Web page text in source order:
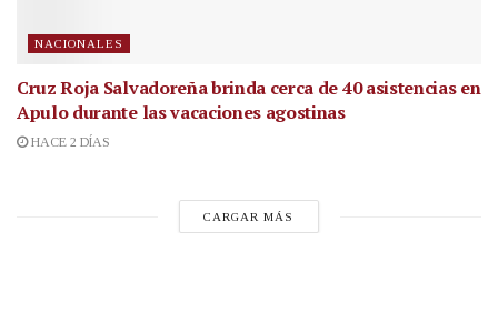
NACIONALES
Cruz Roja Salvadoreña brinda cerca de 40 asistencias en
Apulo durante las vacaciones agostinas
HACE 2 DÍAS
CARGAR MÁS